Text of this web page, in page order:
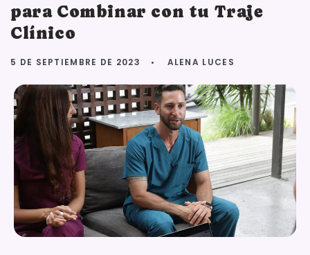
para Combinar con tu Traje
Clínico
5 DE SEPTIEMBRE DE 2023 ALENA LUCES